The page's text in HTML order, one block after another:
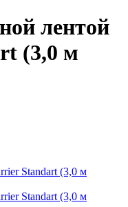
лентой
(3,0 м